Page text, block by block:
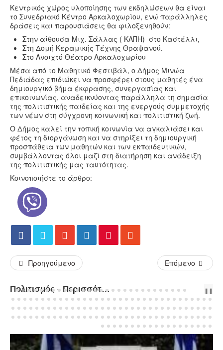
Κεντρικός χώρος υλοποίησης των εκδηλώσεων θα είναι
το Συνεδριακό Κέντρο Αρκαλοχωρίου, ενώ παράλληλες
δράσεις και παρουσιάσεις θα φιλοξενηθούν:
Στην αίθουσα Μιχ. Σάλλας ( ΚΑΠΗ) στο Καστέλλι,
Στη Δομή Κεραμικής Τέχνης Θραψανού.
Στο Ανοιχτό Θέατρο Αρκαλοχωρίου
Μέσα από το Μαθητικό Φεστιβάλ, ο Δήμος Μινώα
Πεδιάδας επιδιώκει να προσφέρει στους μαθητές ένα
δημιουργικό βήμα έκφρασης, συνεργασίας και
επικοινωνίας, αναδεικνύοντας παράλληλα τη σημασία
της πολιτιστικής παιδείας και της ενεργούς συμμετοχής
των νέων στη σύγχρονη κοινωνική και πολιτιστική ζωή.
Ο Δήμος καλεί την τοπική κοινωνία να αγκαλιάσει και
φέτος τη διοργάνωση και να στηρίξει τη δημιουργική
προσπάθεια των μαθητών και των εκπαιδευτικών,
συμβάλλοντας όλοι μαζί στη διατήρηση και ανάδειξη
της πολιτιστικής μας ταυτότητας.
Κοινοποιήστε το άρθρο:
Προηγούμενο Επόμενο
Πολιτισμός - Περισσότερα Άρθρα... PREVNEXT
❚❚